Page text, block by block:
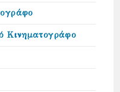
Κινηματογράφο